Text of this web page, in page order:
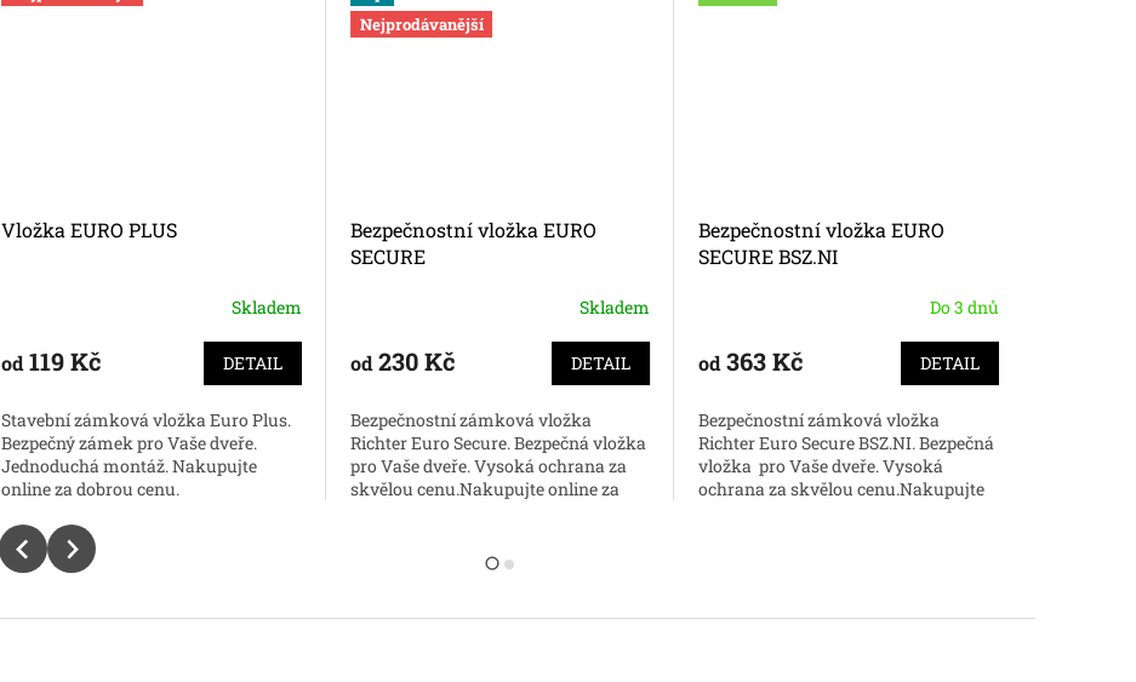
Vložka EURO PLUS
produktu
je
z
5
hvězdiček.
Skladem
od119 Kč DETAIL
Stavební zámková vložka Euro Plus.
Bezpečný zámek pro Vaše dveře.
Jednoduchá montáž. Nakupujte
online za dobrou cenu.
Nejprodávanější
Bezpečnostní vložka EURO
SECURE
produktu
je
z
5
hvězdiček.
Skladem
od230 Kč DETAIL
Bezpečnostní zámková vložka
Richter Euro Secure. Bezpečná vložka
pro Vaše dveře. Vysoká ochrana za
skvělou cenu.Nakupujte online za
Bezpečnostní vložka EURO
SECURE BSZ.NI
Do 3 dnů
od363 Kč DETAIL
Bezpečnostní zámková vložka
Richter Euro Secure BSZ.NI. Bezpečná
vložka pro Vaše dveře. Vysoká
ochrana za skvělou cenu.Nakupujte